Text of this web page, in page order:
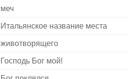
меч
Итальянское название места
животворящего
Господь Бог мой!